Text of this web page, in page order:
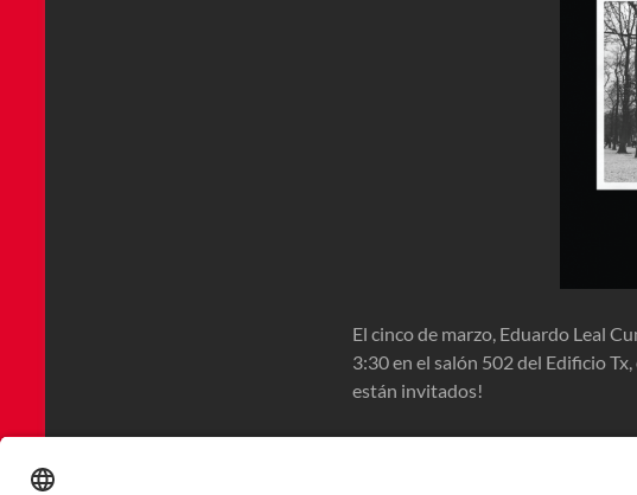
El cinco de marzo, Eduardo Leal
3:30 en el salón 502 del Edificio
están invitados!